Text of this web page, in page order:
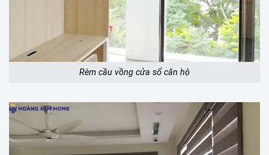
Rèm cầu vồng cửa sổ căn hộ